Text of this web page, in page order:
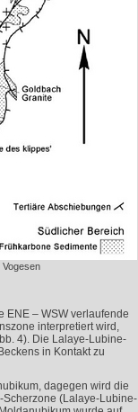
ENE – WSW verlaufende
interpretiert wird,
4). Die Lalaye-Lubine-
in Kontakt zu
dagegen wird die
(Lalaye-Lubine-